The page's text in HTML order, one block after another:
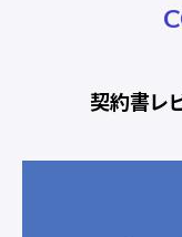
契約書レ